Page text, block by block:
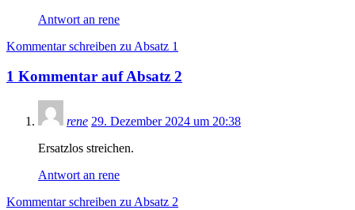
Antwort an rene
Kommentar schreiben zu Absatz 1
1 Kommentar aufAbsatz 2
rene 29. Dezember 2024 um 20:38
Ersatzlos streichen.
Antwort an rene
Kommentar schreiben zu Absatz 2